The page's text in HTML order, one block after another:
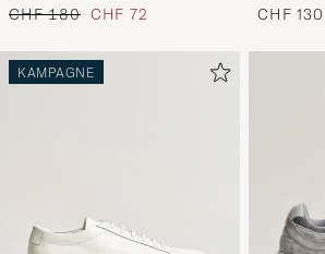
Regulärer Preis
CHF 180 Reduzierter Preis
CHF 72 CHF 130
KAMPAGNE